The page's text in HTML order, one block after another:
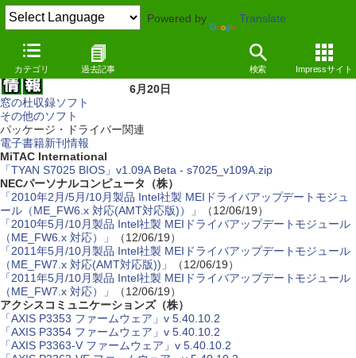
Powered by Translate
カテゴリ 過去記事 検索 Impressサイト
6月20日
窓の杜収録ソフト
その他のソフト
パッケージ・ドライバー関連
電子書籍新刊情報
MiTAC International
「TYAN S7025 BIOS」v1.09A Beta - s7025_v109A.zip
NECパーソナルコンピュータ（株）
「2010年2月/5月/10月製品 Intel社製 MEIドライバアップデートモジュ
ール（ME_FW6.x 対応(AMT対応版)）」
（12/06/19）
「2010年5月/10月製品 Intel社製 MEIドライバアップデートモジュール
（ME_FW6.x 対応）」
（12/06/19）
「2011年5月/10月製品 Intel社製 MEIドライバアップデートモジュール
（ME_FW7.x 対応(AMT対応版))」
（12/06/19）
「2011年5月/10月製品 Intel社製 MEIドライバアップデートモジュール
（ME_FW7.x 対応）」
（12/06/19）
アクシスコミュニケーションズ（株）
「AXIS P3353 ファームウェア」v 5.40.10.2
「AXIS P3354 ファームウェア」v 5.40.10.2
「AXIS P3363-V ファームウェア」v 5.40.10.2